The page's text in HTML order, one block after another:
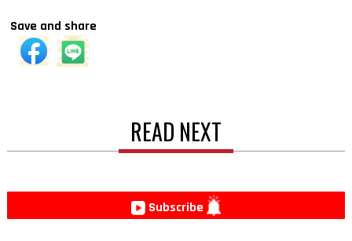
Save and share
READ NEXT
Subscribe